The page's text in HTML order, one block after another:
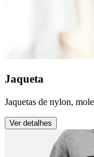
Jaqueta
Jaquetas de nylon,
Ver detalhes